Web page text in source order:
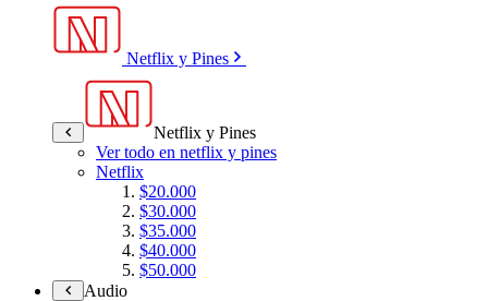
Netflix y Pines
Netflix y Pines
Ver todo en netflix y pines
Netflix
$20.000
$30.000
$35.000
$40.000
$50.000
Audio